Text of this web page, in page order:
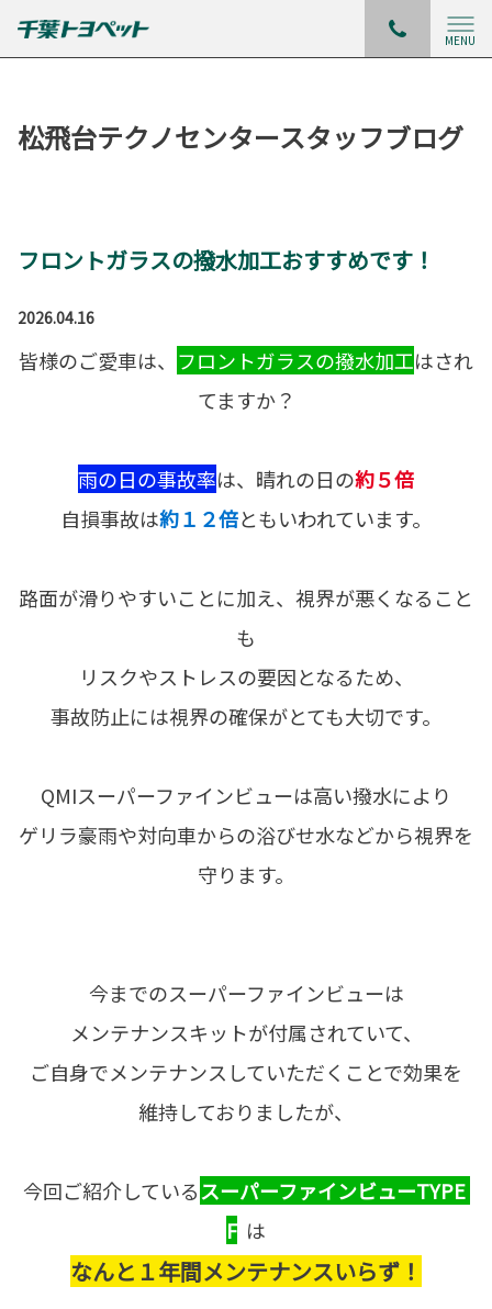
MENU
松飛台テクノセンタースタッフブログ
フロントガラスの撥水加工おすすめです！
2026.04.16
皆様のご愛車は、 フロントガラスの撥水加工はされ
てますか？
雨の日の事故率は、晴れの日の約５倍
自損事故は約１２倍ともいわれています。
路面が滑りやすいことに加え、視界が悪くなること
も
リスクやストレスの要因となるため、
事故防止には視界の確保がとても大切です。
QMIスーパーファインビューは高い撥水により
ゲリラ豪雨や対向車からの浴びせ水などから視界を
守ります。
今までのスーパーファインビューは
メンテナンスキットが付属されていて、
ご自身でメンテナンスしていただくことで効果を
維持しておりましたが、
今回ご紹介しているスーパーファインビューTYPE
F は
なんと１年間メンテナンスいらず！